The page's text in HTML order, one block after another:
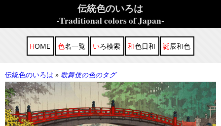
伝統色のいろは
-Traditional colors of Japan-
HOME 色名一覧 いろ検索 和色日和 誕辰和色
伝統色のいろは 歌舞伎の色のタグ